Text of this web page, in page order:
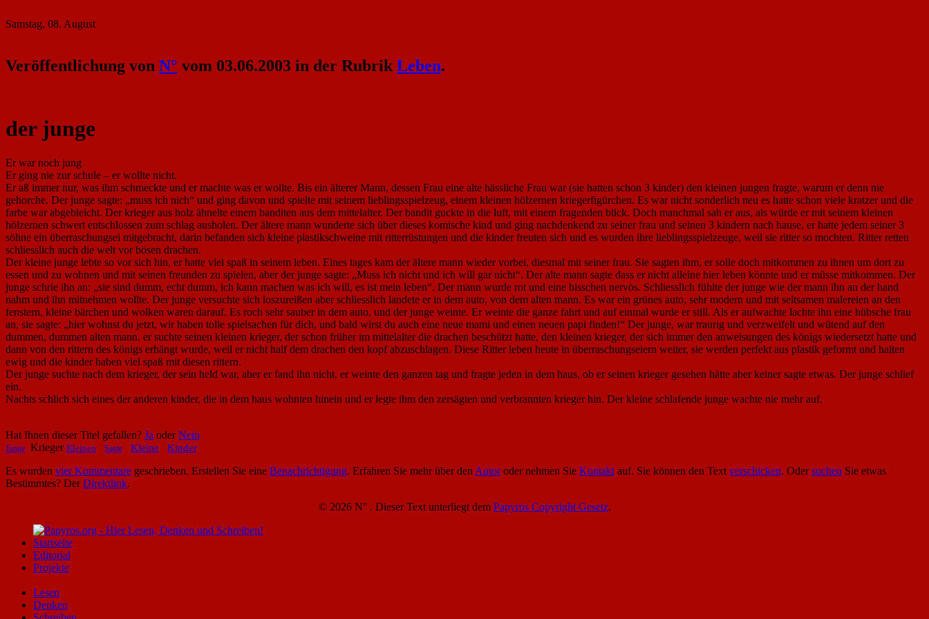
Samstag, 08. August
Veröffentlichung von N° vom 03.06.2003 in der Rubrik Leben.
der junge
Er war noch jung
Er ging nie zur schule – er wollte nicht.
Er aß immer nur, was ihm schmeckte und er machte was er wollte. Bis ein älterer Mann, dessen Frau eine alte hässliche Frau war (sie hatten schon 3 kinder) den kleinen jungen fragte, warum er denn nie
gehorche. Der junge sagte: „muss ich nich“ und ging davon und spielte mit seinem lieblingsspielzeug, einem kleinen hölzernen kriegerfigürchen. Es war nicht sonderlich neu es hatte schon viele kratzer und die
farbe war abgebleicht. Der krieger aus holz ähnelte einem banditen aus dem mittelalter. Der bandit guckte in die luft, mit einem fragenden blick. Doch manchmal sah er aus, als würde er mit seinem kleinen
hölzernen schwert entschlossen zum schlag ausholen. Der ältere mann wunderte sich über dieses komische kind und ging nachdenkend zu seiner frau und seinen 3 kindern nach hause, er hatte jedem seiner 3
söhne ein überraschungsei mitgebracht, darin befanden sich kleine plastikschweine mit ritterrüstungen und die kinder freuten sich und es wurden ihre lieblingsspielzeuge, weil sie ritter so mochten. Ritter retten
schliesslich auch die welt vor bösen drachen.
Der kleine junge lebte so vor sich hin, er hatte viel spaß in seinem leben. Eines tages kam der ältere mann wieder vorbei, diesmal mit seiner frau. Sie sagten ihm, er solle doch mitkommen zu ihnen um dort zu
essen und zu wohnen und mit seinen freunden zu spielen, aber der junge sagte: „Muss ich nicht und ich will gar nicht“. Der alte mann sagte dass er nicht alleine hier leben könnte und er müsse mitkommen. Der
junge schrie ihn an: „sie sind dumm, echt dumm, ich kann machen was ich will, es ist mein leben“. Der mann wurde rot und eine bisschen nervös. Schliesslich fühlte der junge wie der mann ihn an der hand
nahm und ihn mitnehmen wollte. Der junge versuchte sich loszureißen aber schliesslich landete er in dem auto, von dem alten mann. Es war ein grünes auto, sehr modern und mit seltsamen malereien an den
fenstern, kleine bärchen und wolken waren darauf. Es roch sehr sauber in dem auto, und der junge weinte. Er weinte die ganze fahrt und auf einmal wurde er still. Als er aufwachte lachte ihn eine hübsche frau
an, sie sagte: „hier wohnst du jetzt, wir haben tolle spielsachen für dich, und bald wirst du auch eine neue mami und einen neuen papi finden!“ Der junge, war traurig und verzweifelt und wütend auf den
dummen, dummen alten mann. er suchte seinen kleinen krieger, der schon früher im mittelalter die drachen beschützt hatte, den kleinen krieger, der sich immer den anweisungen des königs wiedersetzt hatte und
dann von den rittern des königs erhängt wurde, weil er nicht half dem drachen den kopf abzuschlagen. Diese Ritter leben heute in überraschungseiern weiter, sie werden perfekt aus plastik geformt und halten
ewig und die kinder haben viel spaß mit diesen rittern.
Der junge suchte nach dem krieger, der sein held war, aber er fand ihn nicht, er weinte den ganzen tag und fragte jeden in dem haus, ob er seinen krieger gesehen hätte aber keiner sagte etwas. Der junge schlief
ein.
Nachts schlich sich eines der anderen kinder, die in dem haus wohnten hinein und er legte ihm den zersägten und verbrannten krieger hin. Der kleine schlafende junge wachte nie mehr auf.
Hat Ihnen dieser Titel gefallen? Ja oderNein
Junge Krieger Kleinen Sagte Kleine Kinder
Es wurden vier Kommentare geschrieben. Erstellen Sie eine Benachrichtigung. Erfahren Sie mehr über den Autoroder nehmen Sie Kontakt auf. Sie können den Text verschicken. Odersuchen Sie etwas
Bestimmtes? DerDirektlink.
© 2026 N° . Dieser Text unterliegt dem Papyros Copyright Gesetz.
Startseite
Editorial
Projekte
Lesen
Denken